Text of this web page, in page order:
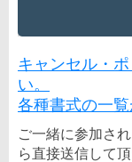
キャンセル・
い。
各種書式の一覧
ご一緒に参加さ
ら直接送信して